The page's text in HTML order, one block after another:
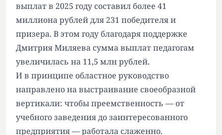
выплат в 2025 году составил более 41
миллиона рублей для 231 победителя и
призера. В этом году благодаря поддержке
Дмитрия Миляева сумма выплат педагогам
увеличилась на 11,5 млн рублей.
И в принципе областное руководство
направлено на выстраивание своеобразной
вертикали: чтобы преемственность — от
учебного заведения до заинтересованного
предприятия — работала слаженно.